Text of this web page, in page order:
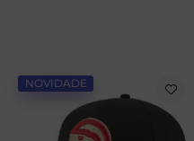
NOVIDADE